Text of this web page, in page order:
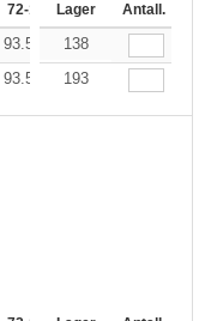
72-143 144-287 288 +
Lager Antall.
93.55 86.41
138
93.55 86.41
193